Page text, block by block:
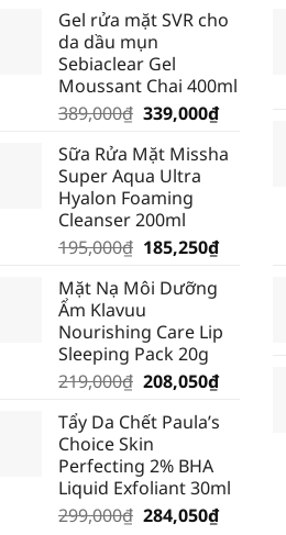
Gel rửa mặt SVR cho
da dầu mụn
Sebiaclear Gel
Moussant Chai 400ml
389,000₫ Giá
là:
389,000₫.
339,000₫Giá
tại
Sữa Rửa Mặt Missha
Super Aqua Ultra
Hyalon Foaming
Cleanser 200ml
195,000₫ Giá
là:
195,000₫.
185,250₫Giá
185,250₫.
Mặt Nạ Môi Dưỡng
Ẩm Klavuu
Nourishing Care Lip
Sleeping Pack 20g
219,000₫ Giá
là:
219,000₫.
208,050₫Giá
tại
Tẩy Da Chết Paula’s
Choice Skin
Perfecting 2% BHA
Liquid Exfoliant 30ml
299,000₫ Giá
284,050₫Giá